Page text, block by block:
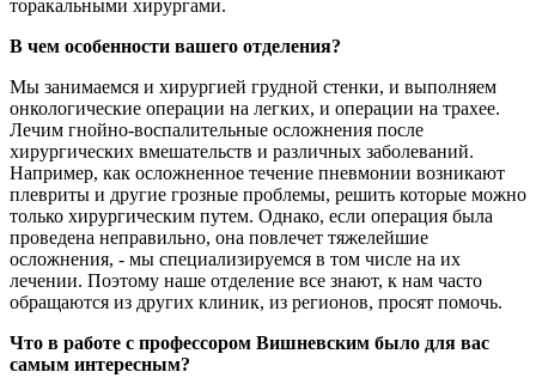
торакальными хирургами.
В чем особенности вашего отделения?
Мы занимаемся и хирургией грудной стенки, и выполняем
онкологические операции на легких, и операции на трахее.
Лечим гнойно-воспалительные осложнения после
хирургических вмешательств и различных заболеваний.
Например, как осложненное течение пневмонии возникают
плевриты и другие грозные проблемы, решить которые можно
только хирургическим путем. Однако, если операция была
проведена неправильно, она повлечет тяжелейшие
осложнения, - мы специализируемся в том числе на их
лечении. Поэтому наше отделение все знают, к нам часто
обращаются из других клиник, из регионов, просят помочь.
Что в работе с профессором Вишневским было для вас
самым интересным?